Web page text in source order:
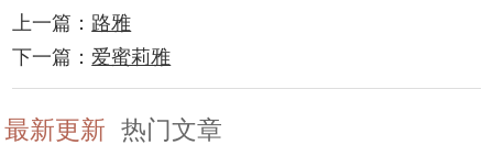
上一篇： 路雅
下一篇：爱蜜莉雅
最新更新 热门文章